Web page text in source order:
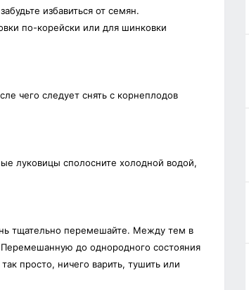
избавиться от семян.
по-корейски или для шинковки
чего следует снять с корнеплодов
луковицы сполосните холодной водой,
тщательно перемешайте. Между тем в
до однородного состояния
просто, ничего варить, тушить или